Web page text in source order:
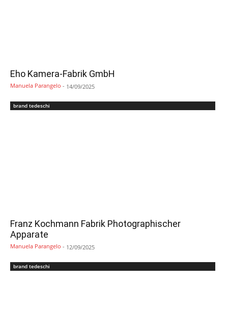
Eho Kamera-Fabrik GmbH
Manuela Parangelo - 14/09/2025
brand tedeschi
Franz Kochmann Fabrik Photographischer
Apparate
Manuela Parangelo - 12/09/2025
brand tedeschi